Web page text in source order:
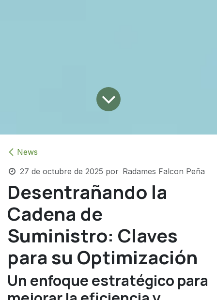
News
27 de octubre de 2025 por Radames Falcon Peña
Desentrañando la
Cadena de
Suministro: Claves
para su Optimización
Un enfoque estratégico para